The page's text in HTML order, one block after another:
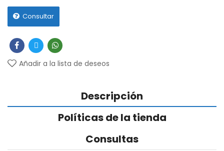
Consultar
Añadir a la lista de deseos
Descripción
Políticas de la tienda
Consultas